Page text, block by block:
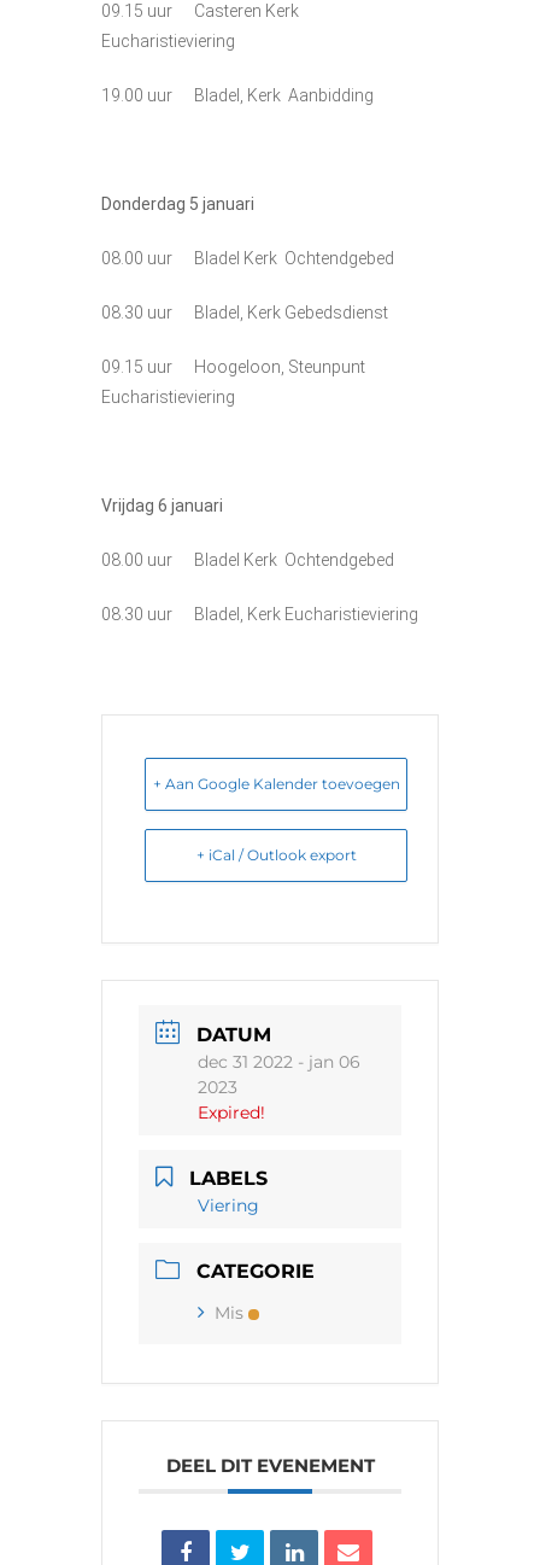
09.15 uur Casteren Kerk
Eucharistieviering
19.00 uur Bladel, Kerk Aanbidding
Donderdag 5 januari
08.00 uur Bladel Kerk Ochtendgebed
08.30 uur Bladel, Kerk Gebedsdienst
09.15 uur Hoogeloon, Steunpunt
Eucharistieviering
Vrijdag 6 januari
08.00 uur Bladel Kerk Ochtendgebed
08.30 uur Bladel, Kerk Eucharistieviering
+ Aan Google Kalender toevoegen
+ iCal / Outlook export
DATUM
dec 31 2022 - jan 06
2023
Expired!
LABELS
Viering
CATEGORIE
Mis
DEEL DIT EVENEMENT